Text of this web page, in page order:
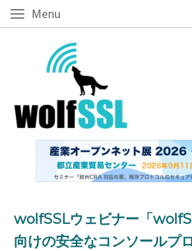
Skip
Menu
wolfSSLウェビナー「
向けの安全なコンソールプ